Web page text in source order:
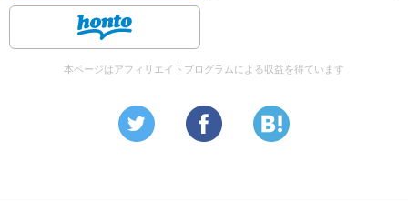
本ページはアフィリエイトプログラムによる収益を得ています